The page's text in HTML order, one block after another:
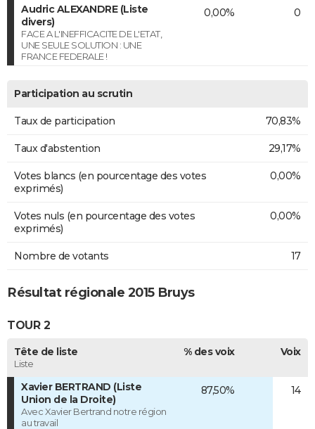
Audric ALEXANDRE (Liste
divers)
FACE A L'INEFFICACITE DE L'ETAT,
UNE SEULE SOLUTION : UNE
FRANCE FEDERALE !
0,00% 0
Participation au scrutin
Taux de participation 70,83%
Taux d'abstention 29,17%
Votes blancs (en pourcentage des votes
exprimés)
0,00%
Votes nuls (en pourcentage des votes
exprimés)
0,00%
Nombre de votants 17
Résultat régionale 2015 Bruys
TOUR 2
Tête de liste
Liste
% des voix Voix
Xavier BERTRAND (Liste
Union de la Droite)
Avec Xavier Bertrand notre région
au travail
87,50% 14